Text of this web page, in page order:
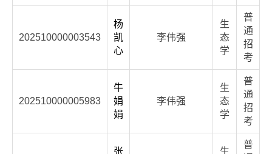
202510000003543
杨
凯
心
李伟强
生
态
学
普
通
招
考
202510000005983
牛
娟
娟
李伟强
生
态
学
普
通
招
考
张 生
普